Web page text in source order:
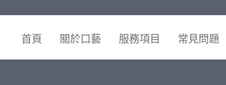
首頁 關於口藝 服務項目 常見問題